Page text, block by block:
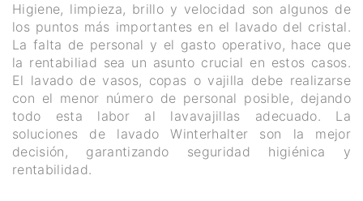
Higiene, limpieza, brillo y velocidad son algunos de
los puntos más importantes en el lavado del cristal.
La falta de personal y el gasto operativo, hace que
la rentabiliad sea un asunto crucial en estos casos.
El lavado de vasos, copas o vajilla debe realizarse
con el menor número de personal posible, dejando
todo esta labor al lavavajillas adecuado. La
soluciones de lavado Winterhalter son la mejor
decisión, garantizando seguridad higiénica y
rentabilidad.